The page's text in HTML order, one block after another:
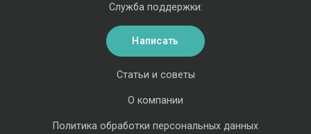
Статьи и советы
О компании
Политика обработки персональных данных
Служба поддержки:
Написать